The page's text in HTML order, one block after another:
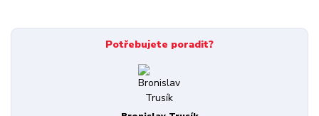
Potřebujete poradit?